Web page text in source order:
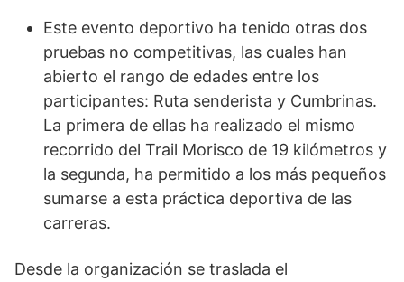
Este evento deportivo ha tenido otras dos
pruebas no competitivas, las cuales han
abierto el rango de edades entre los
participantes: Ruta senderista y Cumbrinas.
La primera de ellas ha realizado el mismo
recorrido del Trail Morisco de 19 kilómetros y
la segunda, ha permitido a los más pequeños
sumarse a esta práctica deportiva de las
carreras.
Desde la organización se traslada el